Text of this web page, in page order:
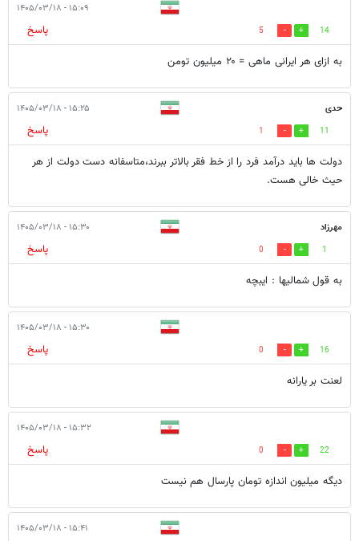
۱۵:۰۹ - ۱۴۰۵/۰۳/۱۸
14
5
پاسخ
به ازای هر ایرانی ماهی = ۲۰ میلیون تومن
حدی ۱۵:۲۵ - ۱۴۰۵/۰۳/۱۸
11
1
پاسخ
دولت ها باید درآمد فرد را از خط فقر بالاتر ببرند،متاسفانه دست دولت از هر
حیث خالی هست.
مهرزاد ۱۵:۳۰ - ۱۴۰۵/۰۳/۱۸
1
0
پاسخ
به قول شمالیها : ایبچه
۱۵:۳۰ - ۱۴۰۵/۰۳/۱۸
16
0
پاسخ
لعنت بر یارانه
۱۵:۳۲ - ۱۴۰۵/۰۳/۱۸
22
0
پاسخ
دیگه میلیون اندازه تومان پارسال هم نیست
۱۵:۴۱ - ۱۴۰۵/۰۳/۱۸